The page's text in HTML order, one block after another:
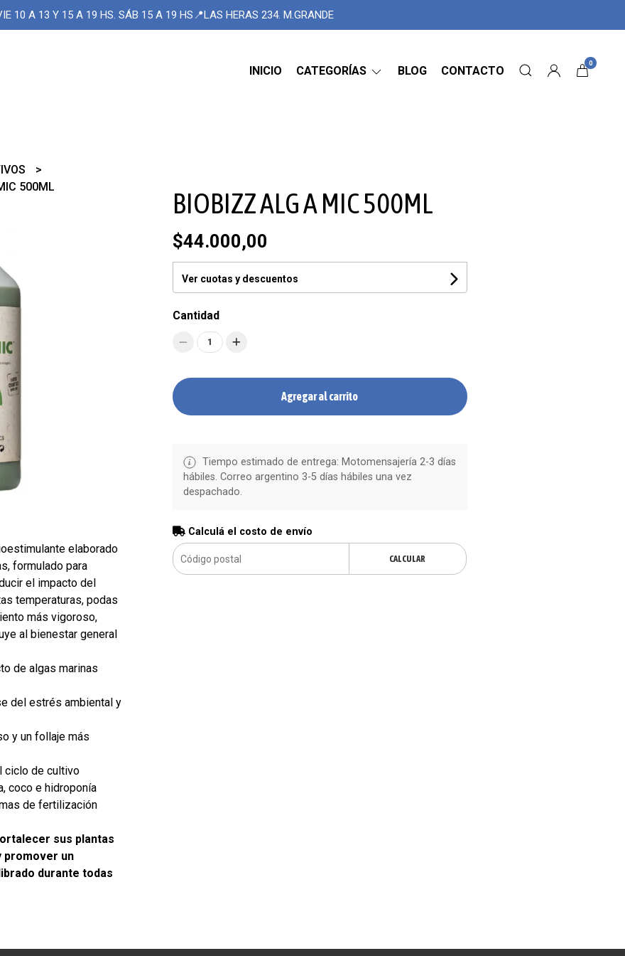
10 A 13 Y 15 A 19 HS. SÁB 15 A 19 HS📍LAS HERAS 234. M.GRANDE
INICIO CATEGORÍAS BLOG CONTACTO
0
500ML
elaborado
formulado para
el impacto del
temperaturas, podas
más vigoroso,
al bienestar general
de algas marinas
del estrés ambiental y
y un follaje más
ciclo de cultivo
coco e hidroponía
de fertilización
sus plantas
promover un
durante todas
BIOBIZZ ALG A MIC 500ML
$44.000,00
Ver cuotas y descuentos
Cantidad
1
Agregar al carrito
Tiempo estimado de entrega: Motomensajería 2-3 días
hábiles. Correo argentino 3-5 días hábiles una vez
despachado.
Calculá el costo de envío
CALCULAR